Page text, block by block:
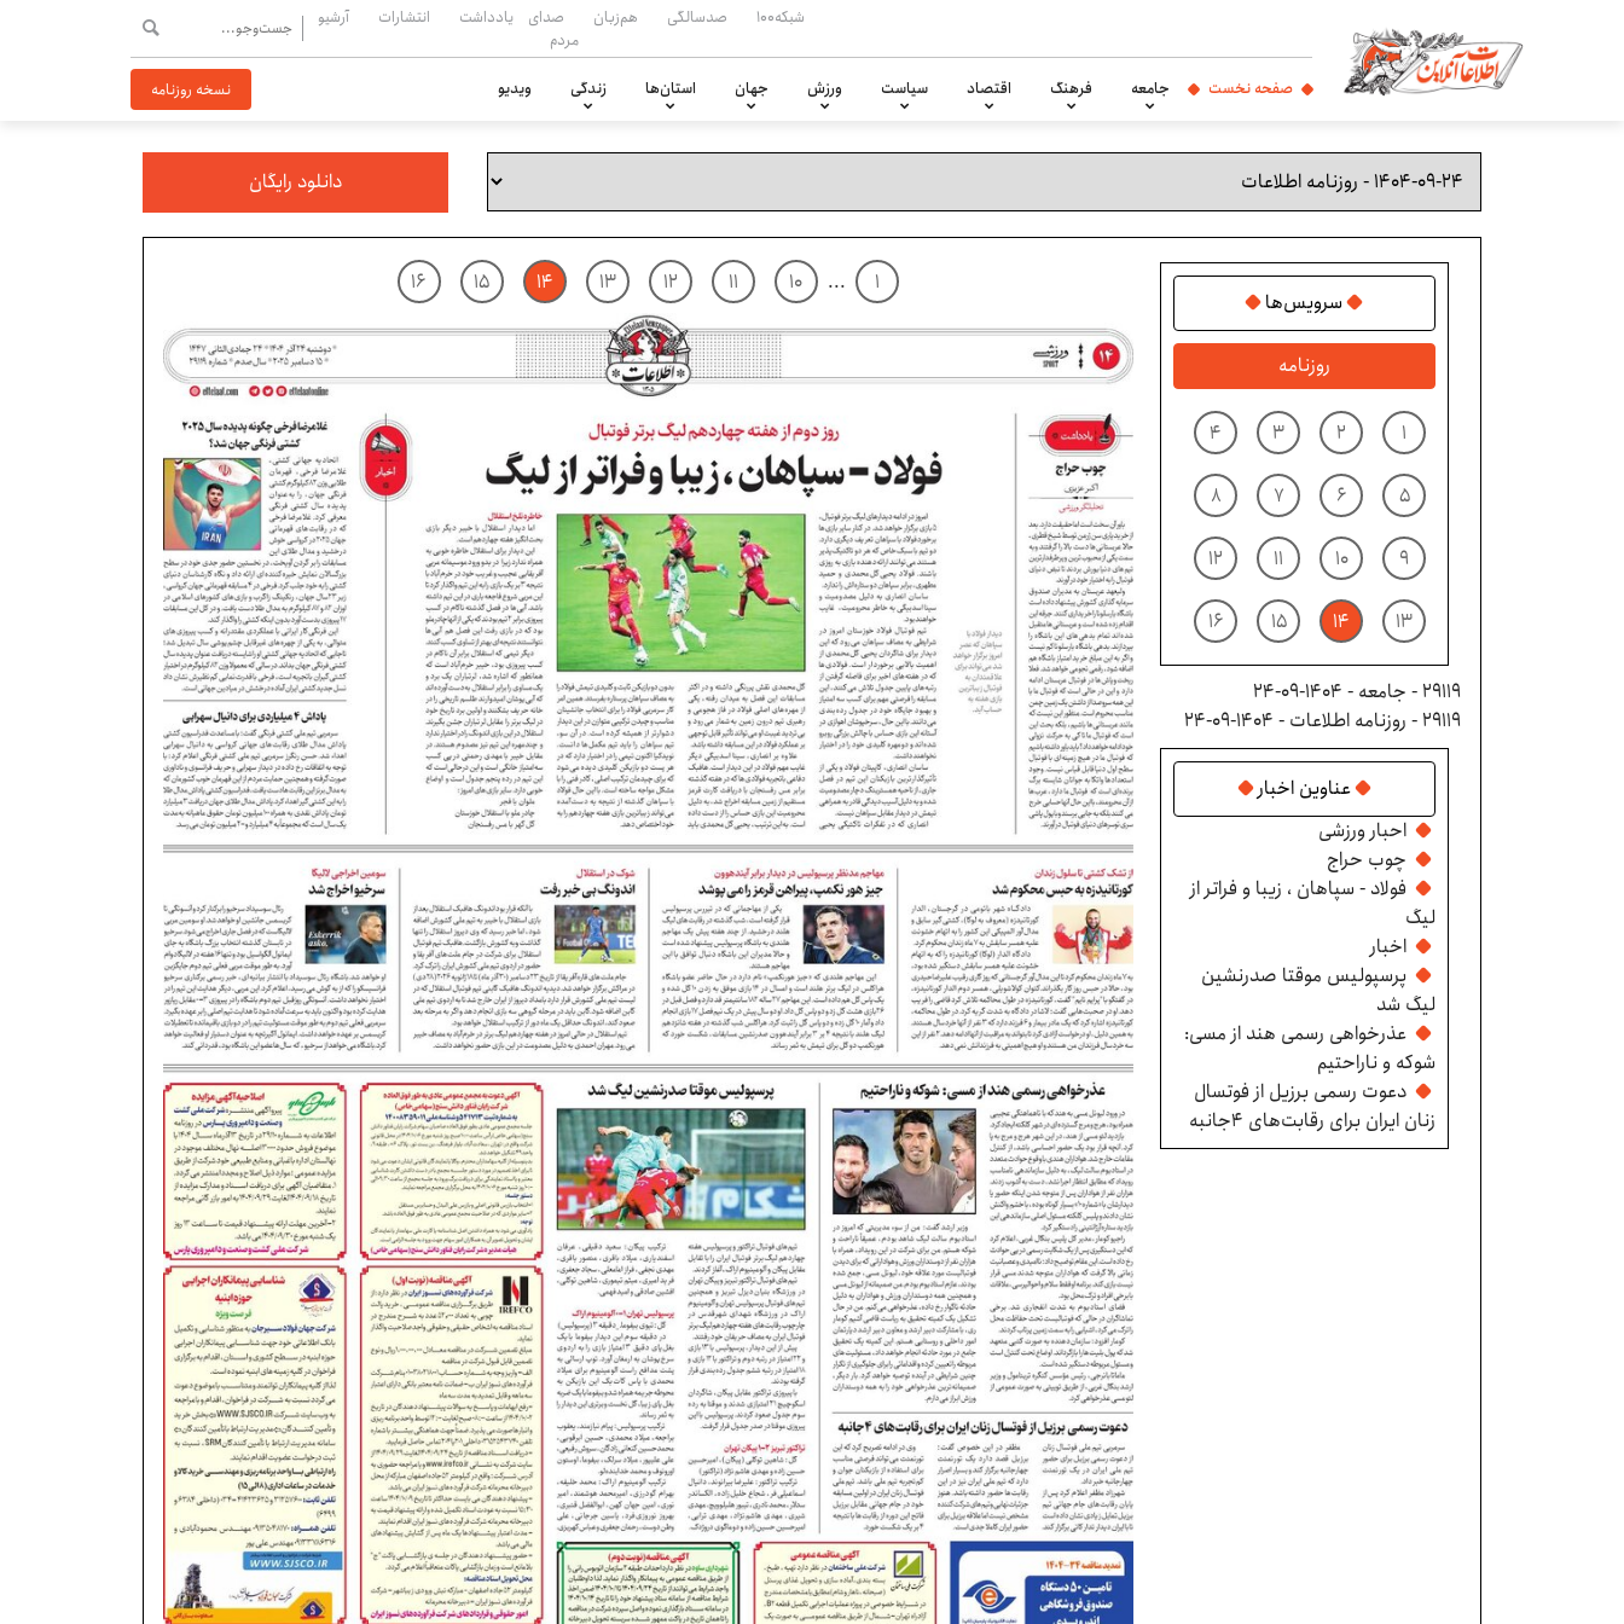
شبکه۱۰۰ صدسالگی هم‌زبان
صدای
مردم
یادداشت انتشارات آرشیو
صفحه نخست جامعه فرهنگ اقتصاد سیاست ورزش جهان استان‌ها زندگی ویدیو نسخه روزنامه
دانلود رایگان
سرویس‌ها
روزنامه
۱ ۲ ۳ ۴
۵ ۶ ۷ ۸
۹ ۱۰ ۱۱ ۱۲
۱۳ ۱۴ ۱۵ ۱۶
29119 - جامعه - ۱۴۰۴-۰۹-۲۴
29119 - روزنامه اطلاعات - ۱۴۰۴-۰۹-۲۴
عناوین اخبار
احبار ورزشی
چوب حراج
فولاد - سپاهان ، زیبا و فراتر از
لیگ
اخبار
پرسپولیس موقتا صدرنشین
لیگ شد
عذرخواهی رسمی هند از مسی:
شوکه و ناراحتیم
دعوت رسمی برزیل از فوتسال
زنان ایران برای رقابت‌های ۴جانبه
۱ ... ۱۰ ۱۱ ۱۲ ۱۳ ۱۴ ۱۵ ۱۶